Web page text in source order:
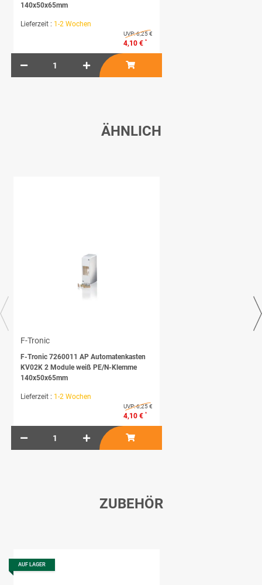
140x50x65mm
Lieferzeit : 1-2 Wochen
UVP:6,25 €
4,10 € *
ÄHNLICH
F-Tronic
F-Tronic 7260011 AP Automatenkasten
KV02K 2 Module weiß PE/N-Klemme
140x50x65mm
Lieferzeit : 1-2 Wochen
UVP:6,25 €
4,10 € *
ZUBEHÖR
AUF LAGER